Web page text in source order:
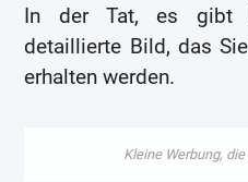
In der Tat, es gibt
detaillierte Bild, das
erhalten werden.